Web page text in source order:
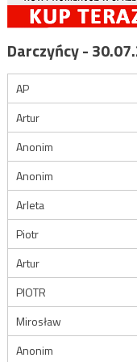
Darczyńcy -
AP
Artur
Anonim
Anonim
Arleta
Piotr
Artur
PIOTR
Mirosław
Anonim